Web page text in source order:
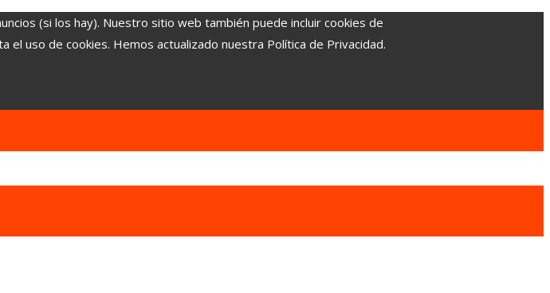
(si los hay). Nuestro sitio web también puede incluir cookies de
uso de cookies. Hemos actualizado nuestra Política de Privacidad.